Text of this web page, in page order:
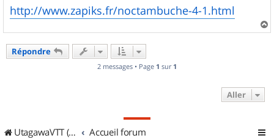
g
e
http://www.zapiks.fr/noctambuche-4-1.html
a
Répondre
2 messages • Page 1 sur 1
Aller
UtagawaVTT (Randos VTT et VTTAE avec traces GPS) Accueil forum